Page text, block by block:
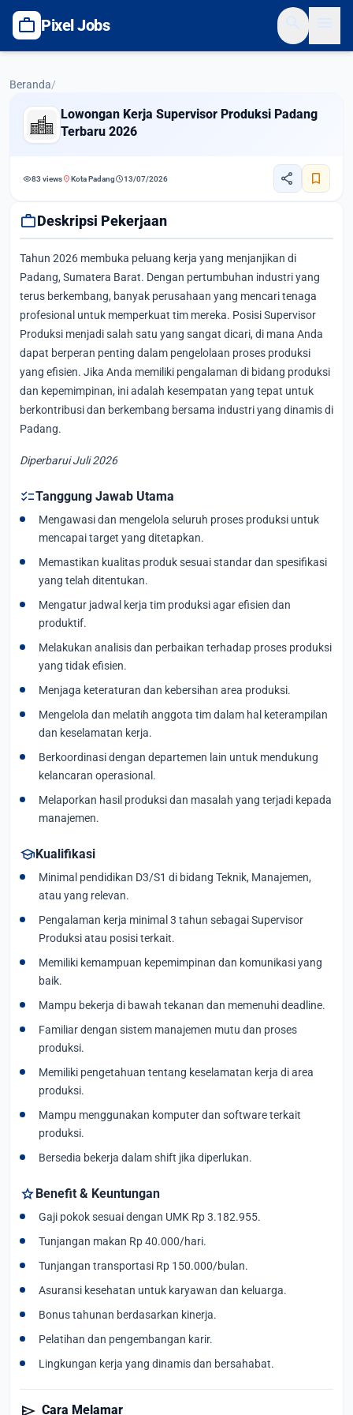
work Pixel Jobs
Beranda/
Lowongan Kerja Supervisor Produksi Padang
Terbaru 2026
visibility83 viewslocation_onKota Padangschedule13/07/2026 share bookmark
workDeskripsi Pekerjaan
Tahun 2026 membuka peluang kerja yang menjanjikan di
Padang, Sumatera Barat. Dengan pertumbuhan industri yang
terus berkembang, banyak perusahaan yang mencari tenaga
profesional untuk memperkuat tim mereka. Posisi Supervisor
Produksi menjadi salah satu yang sangat dicari, di mana Anda
dapat berperan penting dalam pengelolaan proses produksi
yang efisien. Jika Anda memiliki pengalaman di bidang produksi
dan kepemimpinan, ini adalah kesempatan yang tepat untuk
berkontribusi dan berkembang bersama industri yang dinamis di
Padang.
Diperbarui Juli 2026
checklistTanggung Jawab Utama
Mengawasi dan mengelola seluruh proses produksi untuk
mencapai target yang ditetapkan.
Memastikan kualitas produk sesuai standar dan spesifikasi
yang telah ditentukan.
Mengatur jadwal kerja tim produksi agar efisien dan
produktif.
Melakukan analisis dan perbaikan terhadap proses produksi
yang tidak efisien.
Menjaga keteraturan dan kebersihan area produksi.
Mengelola dan melatih anggota tim dalam hal keterampilan
dan keselamatan kerja.
Berkoordinasi dengan departemen lain untuk mendukung
kelancaran operasional.
Melaporkan hasil produksi dan masalah yang terjadi kepada
manajemen.
schoolKualifikasi
Minimal pendidikan D3/S1 di bidang Teknik, Manajemen,
atau yang relevan.
Pengalaman kerja minimal 3 tahun sebagai Supervisor
Produksi atau posisi terkait.
Memiliki kemampuan kepemimpinan dan komunikasi yang
baik.
Mampu bekerja di bawah tekanan dan memenuhi deadline.
Familiar dengan sistem manajemen mutu dan proses
produksi.
Memiliki pengetahuan tentang keselamatan kerja di area
produksi.
Mampu menggunakan komputer dan software terkait
produksi.
Bersedia bekerja dalam shift jika diperlukan.
starBenefit & Keuntungan
Gaji pokok sesuai dengan UMK Rp 3.182.955.
Tunjangan makan Rp 40.000/hari.
Tunjangan transportasi Rp 150.000/bulan.
Asuransi kesehatan untuk karyawan dan keluarga.
Bonus tahunan berdasarkan kinerja.
Pelatihan dan pengembangan karir.
Lingkungan kerja yang dinamis dan bersahabat.
send Cara Melamar